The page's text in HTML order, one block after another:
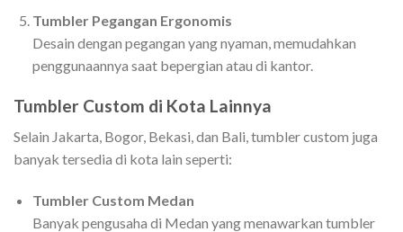
Tumbler Pegangan Ergonomis
Desain dengan pegangan yang nyaman, memudahkan
penggunaannya saat bepergian atau di kantor.
Tumbler Custom di Kota Lainnya
Selain Jakarta, Bogor, Bekasi, dan Bali, tumbler custom juga
banyak tersedia di kota lain seperti:
Tumbler Custom Medan
Banyak pengusaha di Medan yang menawarkan tumbler